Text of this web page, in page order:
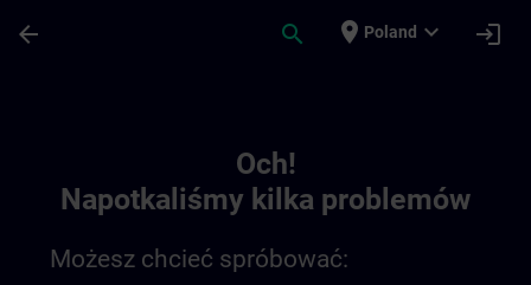
arrow_back search place Poland expand_more login
Och!
Napotkaliśmy kilka problemów
Możesz chcieć spróbować: